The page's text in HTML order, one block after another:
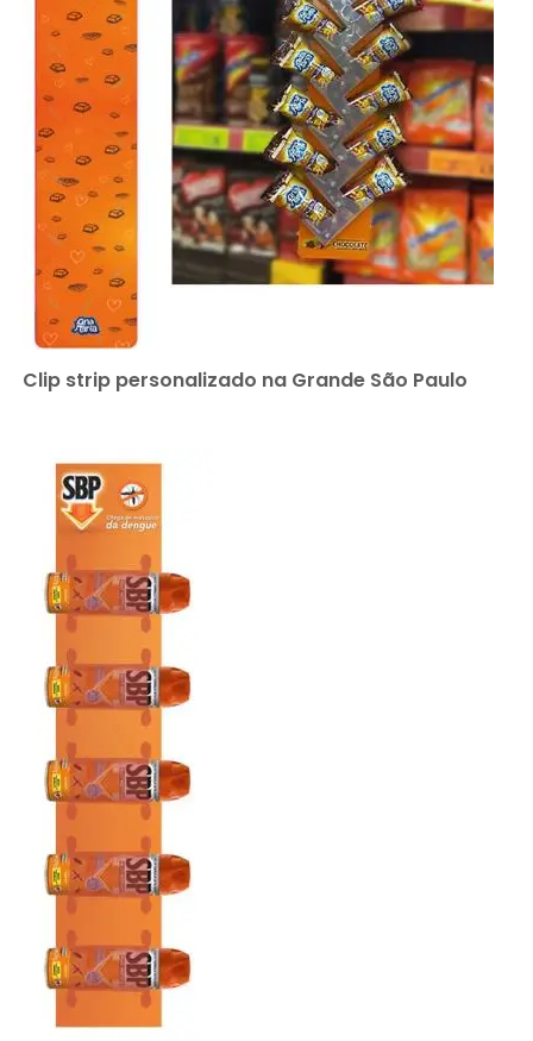
Clip strip personalizado na Grande São Paulo